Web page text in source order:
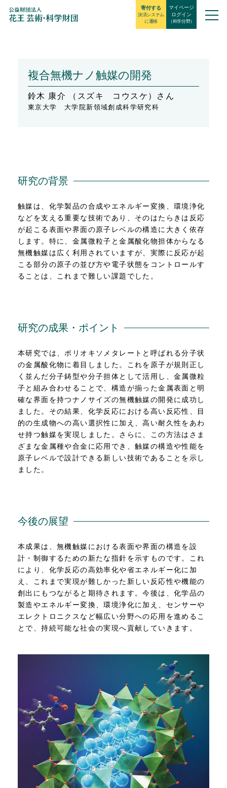
寄付する
決済システム
に遷移
マイページ
ログイン
（科学分野）
複合無機ナノ触媒の開発
鈴木 康介 （スズキ コウスケ）さん
東京大学 大学院新領域創成科学研究科
研究の背景
触媒は、化学製品の合成やエネルギー変換、環境浄化
などを支える重要な技術であり、そのはたらきは反応
が起こる表面や界面の原子レベルの構造に大きく依存
します。特に、金属微粒子と金属酸化物担体からなる
無機触媒は広く利用されていますが、実際に反応が起
こる部分の原子の並び方や電子状態をコントロールす
ることは、これまで難しい課題でした。
研究の成果・ポイント
本研究では、ポリオキソメタレートと呼ばれる分子状
の金属酸化物に着目しました。これを原子が規則正し
く並んだ分子鋳型や分子担体として活用し、金属微粒
子と組み合わせることで、構造が揃った金属表面と明
確な界面を持つナノサイズの無機触媒の開発に成功し
ました。その結果、化学反応における高い反応性、目
的の生成物への高い選択性に加え、高い耐久性をあわ
せ持つ触媒を実現しました。さらに、この方法はさま
ざまな金属種や合金に応用でき、触媒の構造や性能を
原子レベルで設計できる新しい技術であることを示し
ました。
今後の展望
本成果は、無機触媒における表面や界面の構造を設
計・制御するための新たな指針を示すものです。これ
により、化学反応の高効率化や省エネルギー化に加
え、これまで実現が難しかった新しい反応性や機能の
創出にもつながると期待されます。今後は、化学品の
製造やエネルギー変換、環境浄化に加え、センサーや
エレクトロニクスなど幅広い分野への応用を進めるこ
とで、持続可能な社会の実現へ貢献していきます。